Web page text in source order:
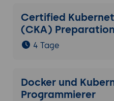
Certified
(CKA) Preparation
4 Tage
Docker und
Programmierer